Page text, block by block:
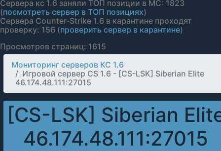
Сервера кс 1.6 заняли ТОП позиции в МС: 1823
(посмотреть сервер в ТОП позициях)
Сервера Counter-Strike 1.6 в карантине проходят
проверку: 156 (проверить сервер в карантине)
Просмотров страниц: 1615
Мониторинг серверов КС 1.6
Игровой сервер CS 1.6 - [CS-LSK] Siberian Elite
46.174.48.111:27015
[CS-LSK] Siberian
46.174.48.111:27015